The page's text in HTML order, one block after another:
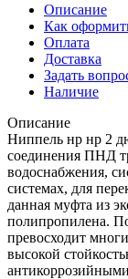
Описание
Как
Оплата
Доставка
Задать
Наличие
Описание
Ниппель нр нр 2
соединения ПНД
водоснабжения,
системах, для
данная муфта из
полипропилена.
превосходит
высокой